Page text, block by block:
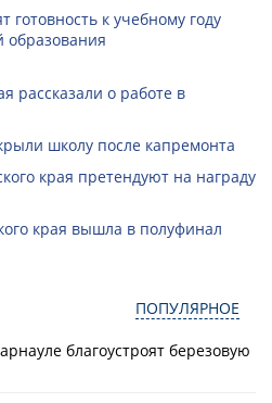
готовность к учебному году
образования
рассказали о работе в
школу после капремонта
края претендуют на награду
края вышла в полуфинал
ПОПУЛЯРНОЕ
благоустроят березовую